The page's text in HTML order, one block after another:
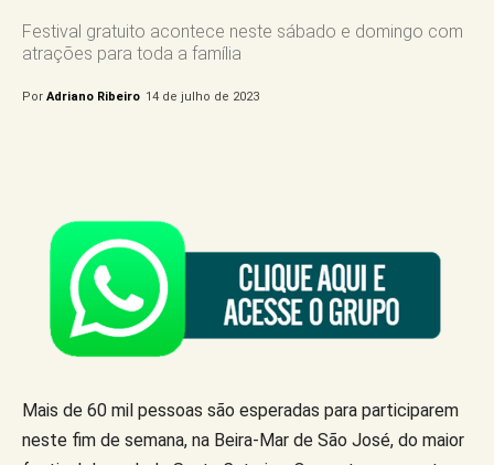
Festival gratuito acontece neste sábado e domingo com
atrações para toda a família
Por Adriano Ribeiro 14 de julho de 2023
Mais de 60 mil pessoas são esperadas para participarem
neste fim de semana, na Beira-Mar de São José, do maior